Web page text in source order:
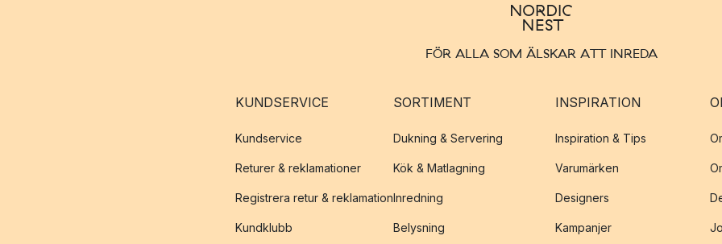
FÖR ALLA SOM ÄLSKAR ATT INREDA
KUNDSERVICE
Kundservice
Returer & reklamationer
Registrera retur & reklamation
Kundklubb
SORTIMENT
Dukning & Servering
Kök & Matlagning
Inredning
Belysning
INSPIRATION
Inspiration & Tips
Varumärken
Designers
Kampanjer